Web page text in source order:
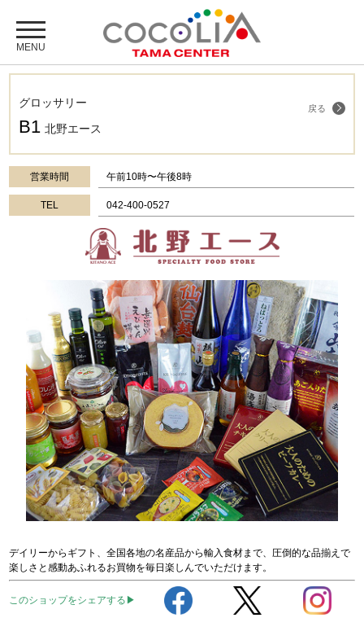
グロッサリー 戻る
B1 北野エース
営業時間 午前10時〜午後8時
TEL 042-400-0527
デイリーからギフト、全国各地の名産品から輸入食材まで、圧倒的な品揃えで
楽しさと感動あふれるお買物を毎日楽しんでいただけます。
このショップをシェアする▶